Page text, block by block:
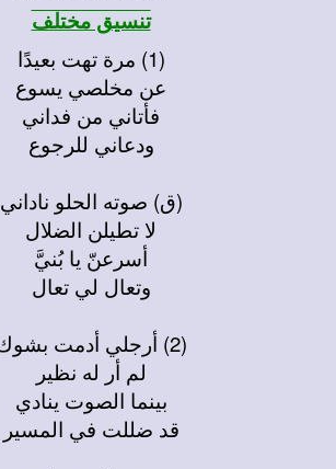
تنسيق مختلف
(1) مرة تهت بعيدًا
عن مخلصي يسوع
فأتاني من فداني
ودعاني للرجوع
(ق) صوته الحلو ناداني
لا تطيلن الضلال
أسرعنّ يا بُنيَّ
وتعال لي تعال
(2) أرجلي أدمت بشوك
لم أر له نظير
بينما الصوت ينادي
قد ضللت في المسير